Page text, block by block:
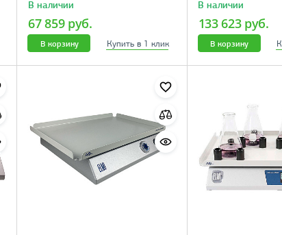
В наличии
67 859 руб.
В корзину Купить в 1 клик
В наличии
133 623 руб.
В корзину